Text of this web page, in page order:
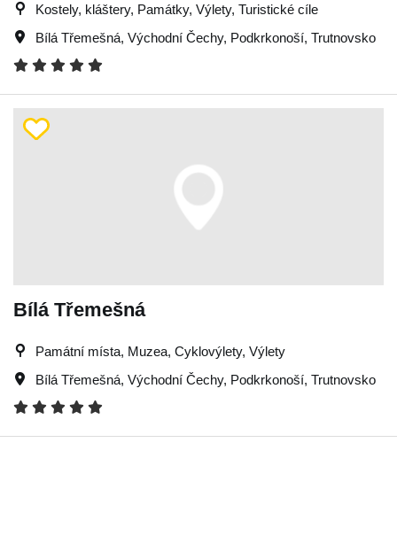
Kostely, kláštery, Památky, Výlety, Turistické cíle
Bílá Třemešná, Východní Čechy, Podkrkonoší, Trutnovsko
Bílá Třemešná
Památní místa, Muzea, Cyklovýlety, Výlety
Bílá Třemešná, Východní Čechy, Podkrkonoší, Trutnovsko